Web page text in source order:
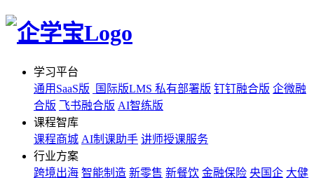
学习平台
通用SaaS版
国际版LMS 私有部署版 钉钉融合版 企微融
合版 飞书融合版 AI智练版
课程智库
课程商城 AI制课助手 讲师授课服务
行业方案
跨境出海 智能制造 新零售 新餐饮 金融保险 央国企 大健